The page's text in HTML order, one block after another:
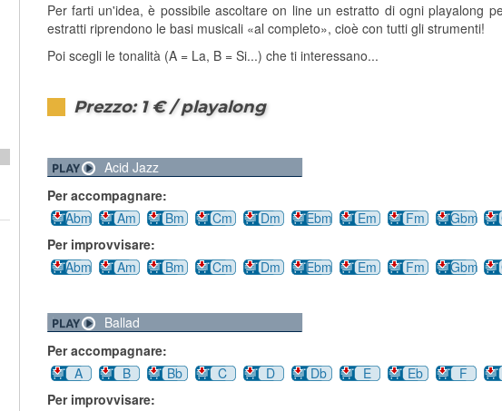
Per farti un'idea, è possibile ascoltare on line un estratto di ogni playalong
estratti riprendono le basi musicali «al completo», cioè con tutti gli strumenti!
Poi scegli le tonalità (A = La, B = Si...) che ti interessano...
Prezzo: 1 € / playalong
Acid Jazz
Per accompagnare:
Abm
Am Bm Cm Dm Ebm Em Fm Gbm
Per improvvisare:
Abm
Am Bm Cm Dm Ebm Em Fm Gbm
Ballad
Per accompagnare:
A
B Bb C D Db E Eb F
Per improvvisare: